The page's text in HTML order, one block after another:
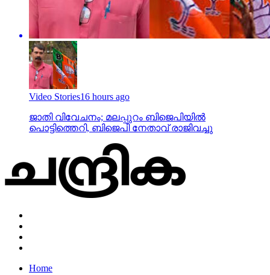
Video Stories16 hours ago
ജാതി വിവേചനം; മലപ്പുറം ബിജെപിയില്‍
പൊട്ടിത്തെറി, ബിജെപി നേതാവ് രാജിവച്ചു
Home